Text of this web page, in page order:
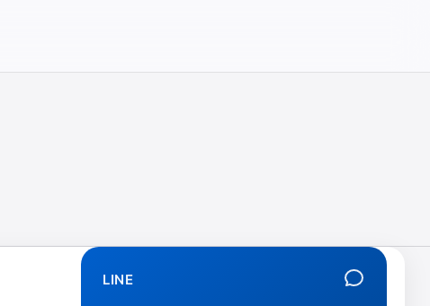
雙相、拒學、創傷、解離、EMDR、TMS、NIRS、預約）
LINE